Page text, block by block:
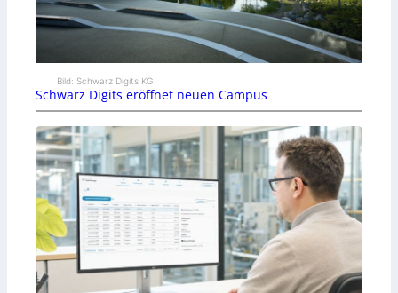
Bild: Schwarz Digits KG
Schwarz Digits eröffnet neuen Campus